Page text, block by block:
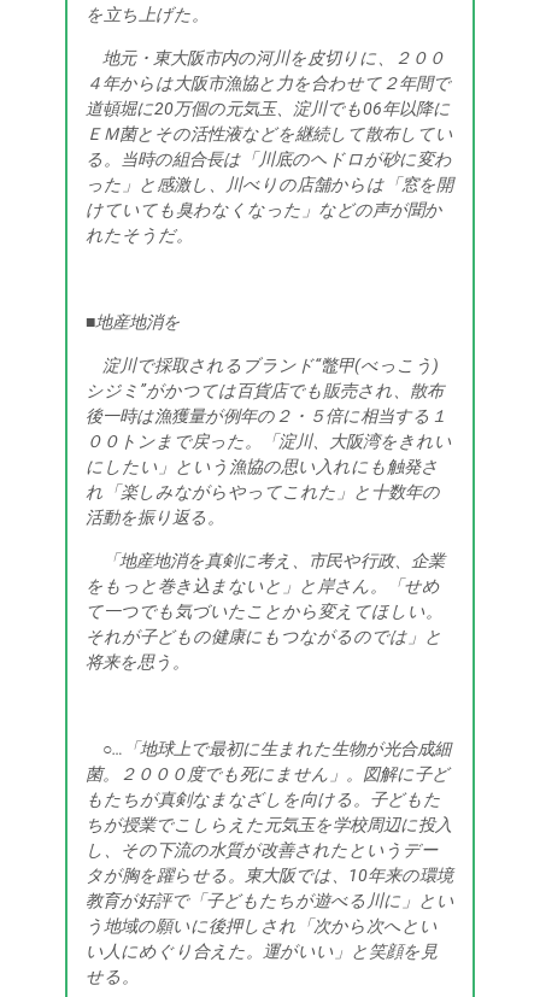
を立ち上げた。
地元・東大阪市内の河川を皮切りに、２００
４年からは大阪市漁協と力を合わせて２年間で
道頓堀に20万個の元気玉、淀川でも06年以降に
ＥＭ菌とその活性液などを継続して散布してい
る。当時の組合長は「川底のヘドロが砂に変わ
った」と感激し、川べりの店舗からは「窓を開
けていても臭わなくなった」などの声が聞か
れたそうだ。
■地産地消を
淀川で採取されるブランド“鼈甲(べっこう)
シジミ”がかつては百貨店でも販売され、散布
後一時は漁獲量が例年の２・５倍に相当する１
００トンまで戻った。「淀川、大阪湾をきれい
にしたい」という漁協の思い入れにも触発さ
れ「楽しみながらやってこれた」と十数年の
活動を振り返る。
「地産地消を真剣に考え、市民や行政、企業
をもっと巻き込まないと」と岸さん。「せめ
て一つでも気づいたことから変えてほしい。
それが子どもの健康にもつながるのでは」と
将来を思う。
○…「地球上で最初に生まれた生物が光合成細
菌。２０００度でも死にません」。図解に子ど
もたちが真剣なまなざしを向ける。子どもた
ちが授業でこしらえた元気玉を学校周辺に投入
し、その下流の水質が改善されたというデー
タが胸を躍らせる。東大阪では、10年来の環境
教育が好評で「子どもたちが遊べる川に」とい
う地域の願いに後押しされ「次から次へとい
い人にめぐり合えた。運がいい」と笑顔を見
せる。